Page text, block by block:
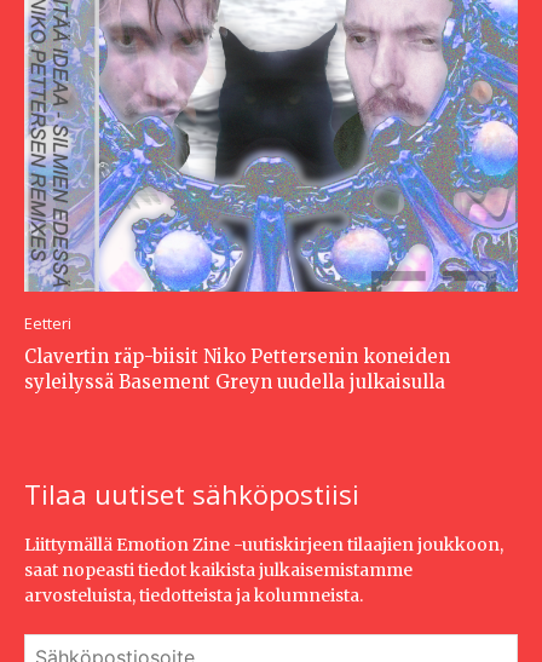
Eetteri
Clavertin räp-biisit Niko Pettersenin koneiden
syleilyssä Basement Greyn uudella julkaisulla
Tilaa uutiset sähköpostiisi
Liittymällä Emotion Zine -uutiskirjeen tilaajien joukkoon,
saat nopeasti tiedot kaikista julkaisemistamme
arvosteluista, tiedotteista ja kolumneista.